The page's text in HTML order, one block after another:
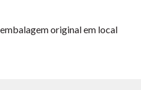
original em local